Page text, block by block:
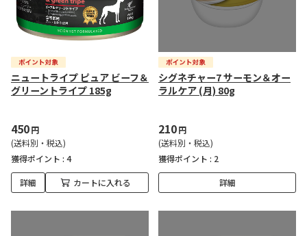
ニュートライプ ピュア ビーフ＆
グリーントライプ 185g
450円
(送料別・税込)
獲得ポイント : 4
詳細 カートに入れる
シグネチャー7 サーモン＆オー
ラルケア (月) 80g
210円
(送料別・税込)
獲得ポイント : 2
詳細